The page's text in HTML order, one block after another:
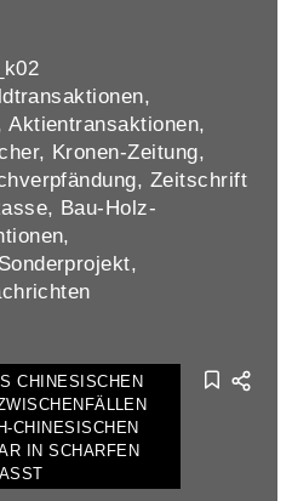
Aktientransaktionen,
Kronen-Zeitung,
Zeitschrift
Bau-Holz-
CHINESISCHEN
CHINESISCHEN
IN SCHARFEN